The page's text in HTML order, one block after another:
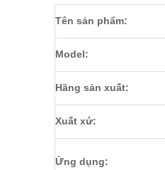
Tên sản phẩm:
Model:
Hãng sản xuất:
Xuất xứ:
Ứng dụng: